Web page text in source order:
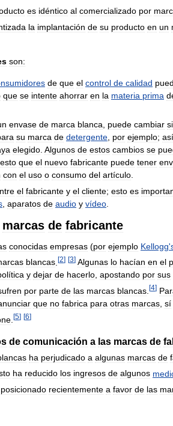
es idéntico al comercializado por
la implantación de su producto en un
son:
de que el control de calidad
que se intente ahorrar en la materia prima
envase de marca blanca puede cambiar
su marca de detergente por ejemplo; así
elegido Algunos de estos cambios se
que el nuevo fabricante puede tener
con el uso o consumo del artículo
el fabricante y el cliente; esto es
aparatos de audio y vídeo
marcas de fabricante
conocidas empresas (por ejemplo Kellogg'
blancas [2] [3] Algunas lo hacían en el
y dejar de hacerlo, apostando por sus
por parte de las marcas blancas [4]
que no fabrica para otras marcas sí
[5] [6]
de comunicación a las marcas de
ha perjudicado a algunas marcas de
ha reducido los ingresos de algunos
posicionado recientemente a favor de las